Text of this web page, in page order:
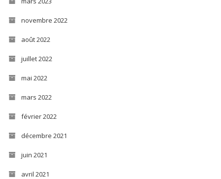
novembre 2022
août 2022
juillet 2022
mai 2022
mars 2022
février 2022
décembre 2021
juin 2021
avril 2021